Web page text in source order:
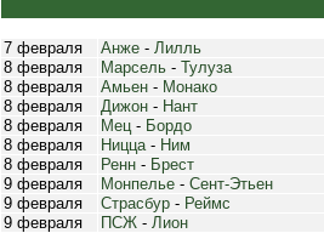
7 февраля Анже - Лилль
8 февраля
Марсель - Тулуза
8 февраля
Амьен - Монако
8 февраля
Дижон - Нант
8 февраля
Мец- Бордо
8 февраля
Ницца- Ним
8 февраля
Ренн - Брест
9 февраля
Монпелье - Сент-Этьен
9 февраля
Страсбур - Реймс
9 февраля
ПСЖ - Лион